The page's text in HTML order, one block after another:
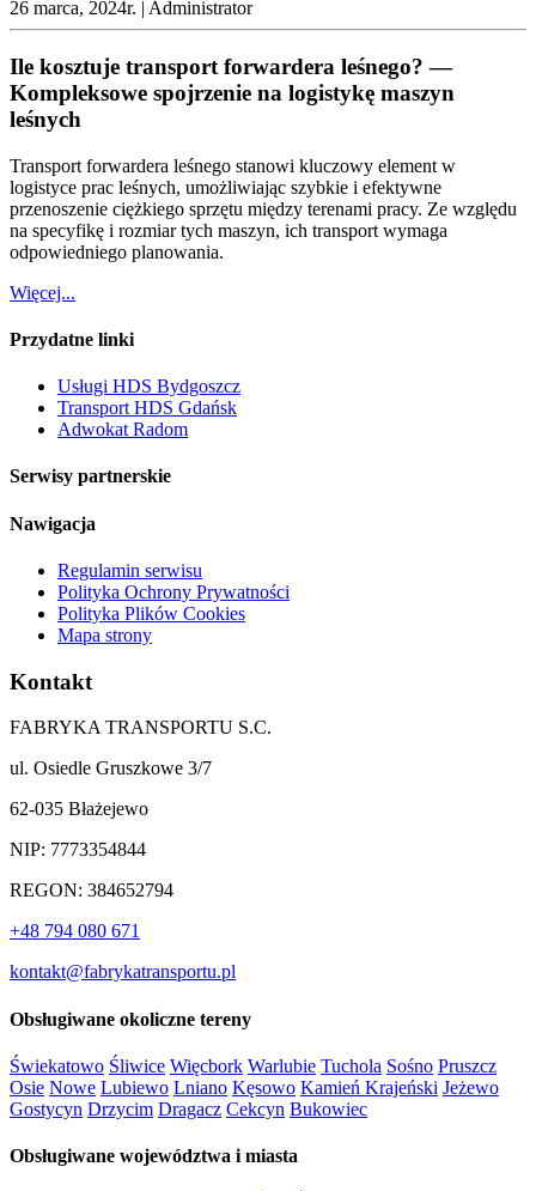
26 marca, 2024r. | Administrator
Ile kosztuje transport forwardera leśnego? —
Kompleksowe spojrzenie na logistykę maszyn
leśnych
Transport forwardera leśnego stanowi kluczowy element w
logistyce prac leśnych, umożliwiając szybkie i efektywne
przenoszenie ciężkiego sprzętu między terenami pracy. Ze względu
na specyfikę i rozmiar tych maszyn, ich transport wymaga
odpowiedniego planowania.
Więcej...
Przydatne linki
Usługi HDS Bydgoszcz
Transport HDS Gdańsk
Adwokat Radom
Serwisy partnerskie
Nawigacja
Regulamin serwisu
Polityka Ochrony Prywatności
Polityka Plików Cookies
Mapa strony
Kontakt
FABRYKA TRANSPORTU S.C.
ul. Osiedle Gruszkowe 3/7
62-035 Błażejewo
NIP: 7773354844
REGON: 384652794
+48 794 080 671
kontakt@fabrykatransportu.pl
Obsługiwane okoliczne tereny
Świekatowo Śliwice Więcbork Warlubie Tuchola Sośno Pruszcz
Osie Nowe Lubiewo Lniano Kęsowo Kamień Krajeński Jeżewo
Gostycyn Drzycim Dragacz Cekcyn Bukowiec
Obsługiwane województwa i miasta